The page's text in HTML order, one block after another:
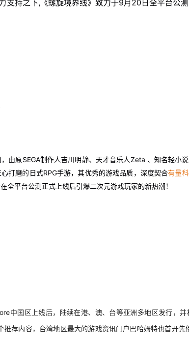
支持之下,《螺旋境界线》致力于9月20日全平台公
，由原SEGA制作人吉川明静、天才音乐人Zeta 、知名轻小
打磨的日式RPG手游，其优秀的游戏品质，深度契合有量
全平台公测正式上线后引爆二次元游戏玩家的新热潮！
中国区上线后，陆续在港、澳、台等亚洲多地区发行，
荐内容，台湾地区最大的游戏资讯门户巴哈姆特也首开先